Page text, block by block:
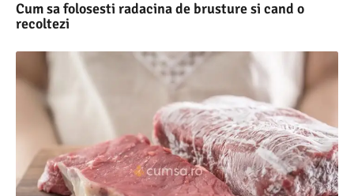
Cum sa folosesti radacina de brusture si cand o
recoltezi